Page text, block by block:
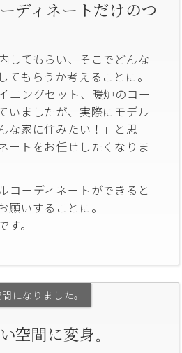
ディネートだけのつ
してもらい、そこでどんな
てもらうか考えることに。
ニングセット、暖炉のコー
いましたが、実際にモデル
な家に住みたい！」と思
ートをお任せしたくなりま
コーディネートができると
願いすることに。
。
になりました。
空間に変身。